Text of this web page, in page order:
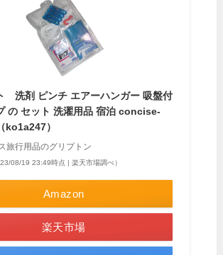
洗剤 ピンチ エアーハンガー 吸盤付
の セット 洗濯用品 宿泊 concise-
）
旅行用品のグリプトン
08/19 23:49時点 | 楽天市場調べ）
Amazon
楽天市場